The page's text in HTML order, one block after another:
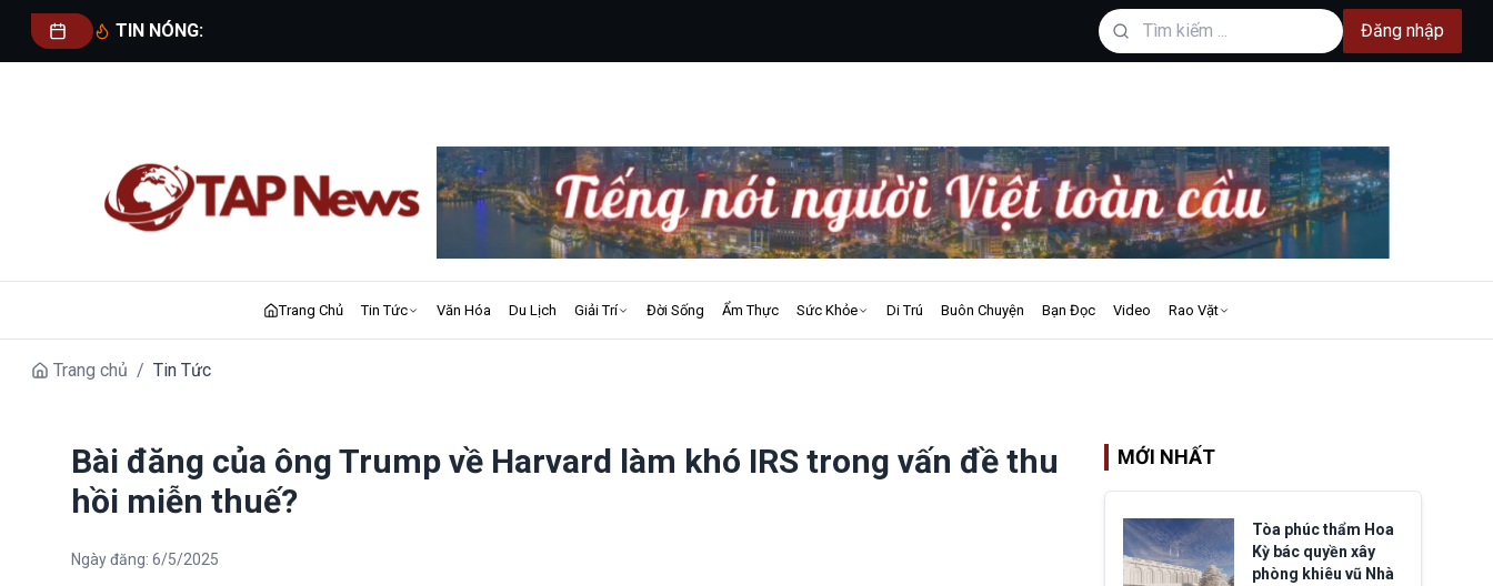
TIN NÓNG: Đăng nhập
Trang Chủ Tin Tức Văn Hóa Du Lịch Giải Trí Đời Sống Ẩm Thực Sức Khỏe Di Trú Buôn Chuyện Bạn Đọc Video Rao Vặt
Trang chủ / Tin Tức
Bài đăng của ông Trump về Harvard làm khó IRS trong vấn đề thu
hồi miễn thuế?
Ngày đăng: 6/5/2025
MỚI NHẤT
Tòa phúc thẩm Hoa
Kỳ bác quyền xây
phòng khiêu vũ Nhà